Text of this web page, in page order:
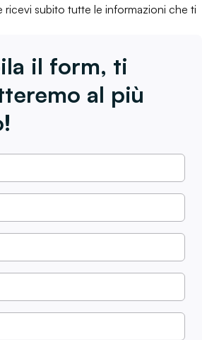
ricevi subito tutte le informazioni che ti
il form, ti
al più